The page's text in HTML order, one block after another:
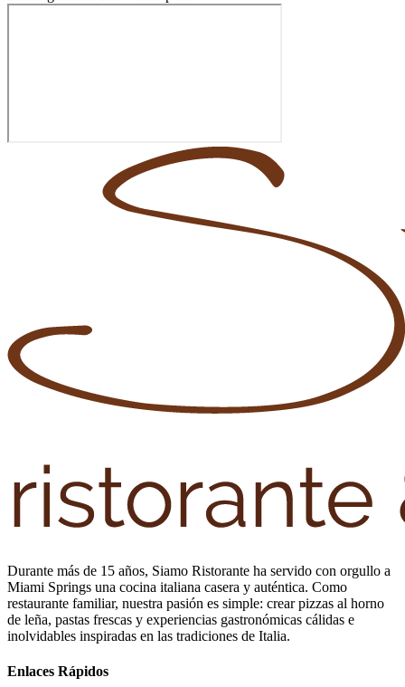
Durante más de 15 años, Siamo Ristorante ha servido con orgullo a
Miami Springs una cocina italiana casera y auténtica. Como
restaurante familiar, nuestra pasión es simple: crear pizzas al horno
de leña, pastas frescas y experiencias gastronómicas cálidas e
inolvidables inspiradas en las tradiciones de Italia.
Enlaces Rápidos